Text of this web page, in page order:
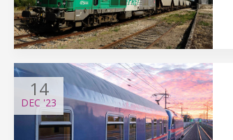
14
DEC '23